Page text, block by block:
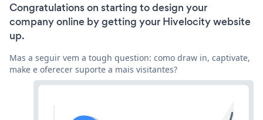
Congratulations on starting to design your
company online by getting your Hivelocity website
up.
Mas a seguir vem a tough question: como draw in, captivate,
make e oferecer suporte a mais visitantes?